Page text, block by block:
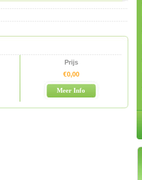
Prijs
€0,00
Meer Info